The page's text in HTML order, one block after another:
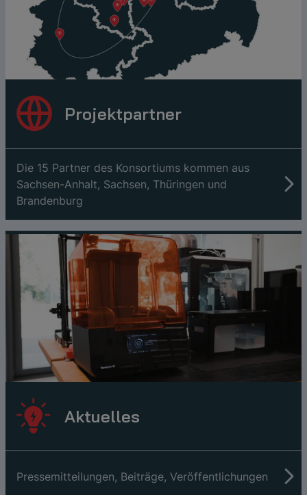
Projektpartner
Die 15 Partner des Konsortiums kommen aus
Sachsen-Anhalt, Sachsen, Thüringen und
Brandenburg
Aktuelles
Pressemitteilungen, Beiträge, Veröffentlichungen